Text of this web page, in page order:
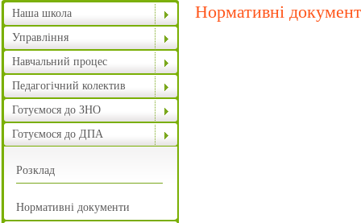
Наша школа
Управління
Навчальний процес
Педагогічний колектив
Готуємося до ЗНО
Готуємося до ДПА
Розклад
Нормативні документи
Нормативні